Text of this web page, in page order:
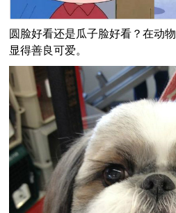
圆脸好看还是瓜子脸好看？在动
显得善良可爱。